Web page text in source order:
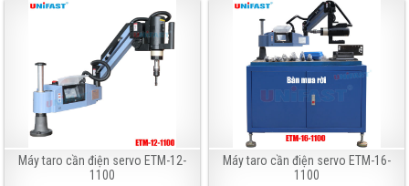
Máy taro cần điện servo ETM-12-
1100
Máy taro cần điện servo ETM-16-
1100